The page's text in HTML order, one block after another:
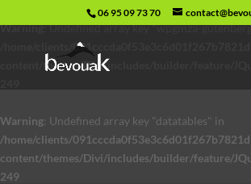
Warning: Undefined array key "wpgmza-
/home/clients/
content/themes/Divi/includes/builder/feature/
Warning: Undefined array key "datatables" in
/home/clients/
content/themes/Divi/includes/builder/feature/
249
06 95 09 73 70